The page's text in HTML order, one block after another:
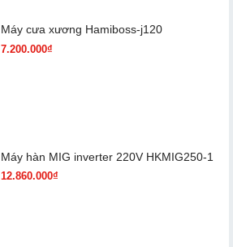
Máy cưa xương Hamiboss-j120
7.200.000₫
Máy hàn MIG inverter 220V HKMIG250-1
12.860.000₫